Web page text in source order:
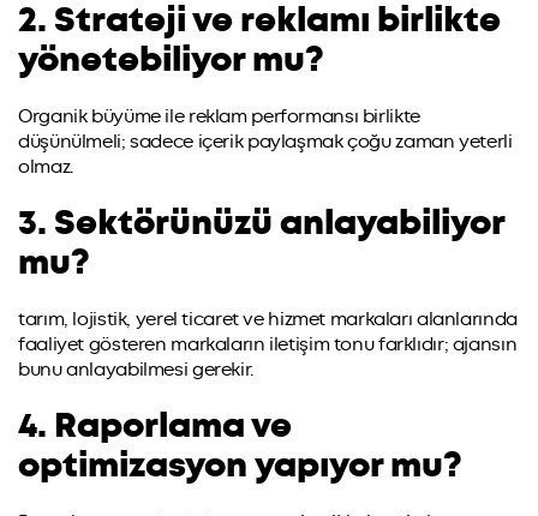
2. Strateji ve reklamı birlikte
yönetebiliyor mu?
Organik büyüme ile reklam performansı birlikte
düşünülmeli; sadece içerik paylaşmak çoğu zaman yeterli
olmaz.
3. Sektörünüzü anlayabiliyor
mu?
tarım, lojistik, yerel ticaret ve hizmet markaları alanlarında
faaliyet gösteren markaların iletişim tonu farklıdır; ajansın
bunu anlayabilmesi gerekir.
4. Raporlama ve
optimizasyon yapıyor mu?